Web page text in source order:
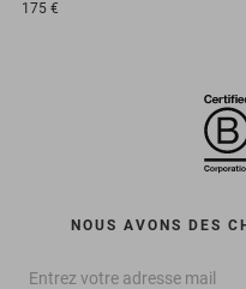
175 €
NOUS AVONS DES